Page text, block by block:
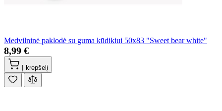
Medvilninė paklodė su guma kūdikiui 50x83 "Sweet bear white"
8,99 €
Į krepšelį